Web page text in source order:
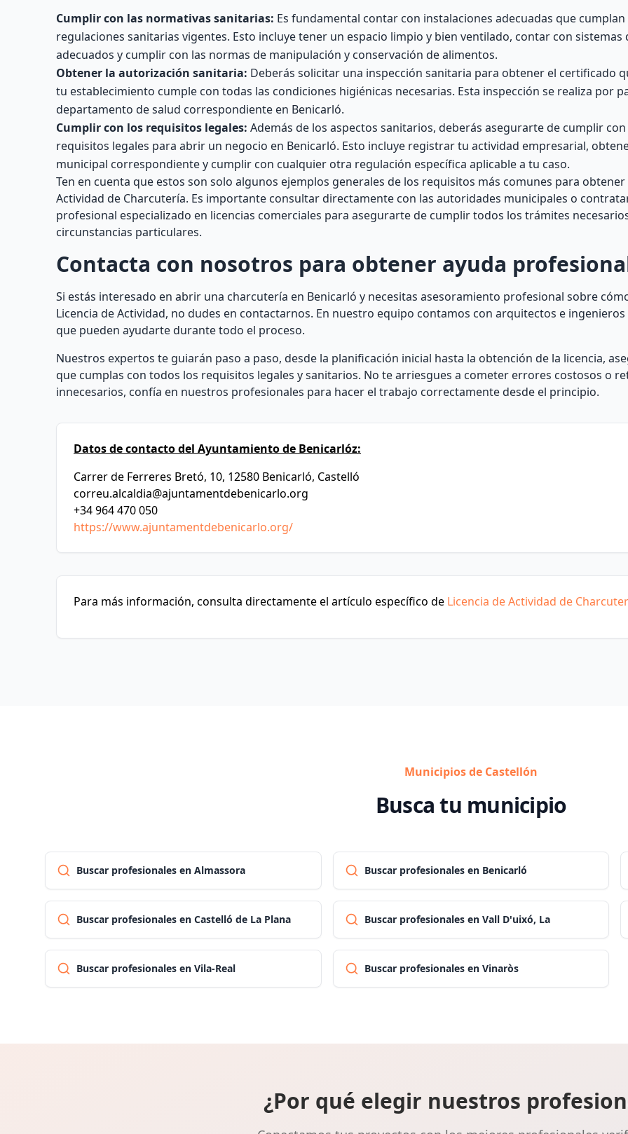
Cumplir con las normativas sanitarias: Es fundamental contar con instalaciones adecuadas que
regulaciones sanitarias vigentes. Esto incluye tener un espacio limpio y bien ventilado, contar con
adecuados y cumplir con las normas de manipulación y conservación de alimentos.
Obtener la autorización sanitaria: Deberás solicitar una inspección sanitaria para obtener el certificado
tu establecimiento cumple con todas las condiciones higiénicas necesarias. Esta inspección se realiza por
departamento de salud correspondiente en Benicarló.
Cumplir con los requisitos legales: Además de los aspectos sanitarios, deberás asegurarte de cumplir
requisitos legales para abrir un negocio en Benicarló. Esto incluye registrar tu actividad empresarial,
municipal correspondiente y cumplir con cualquier otra regulación específica aplicable a tu caso.
Ten en cuenta que estos son solo algunos ejemplos generales de los requisitos más comunes para obtener
Actividad de Charcutería. Es importante consultar directamente con las autoridades municipales o
profesional especializado en licencias comerciales para asegurarte de cumplir todos los trámites
circunstancias particulares.
Contacta con nosotros para obtener ayuda
Si estás interesado en abrir una charcutería en Benicarló y necesitas asesoramiento profesional sobre
Licencia de Actividad, no dudes en contactarnos. En nuestro equipo contamos con arquitectos e ingenieros
que pueden ayudarte durante todo el proceso.
Nuestros expertos te guiarán paso a paso, desde la planificación inicial hasta la obtención de la licencia,
que cumplas con todos los requisitos legales y sanitarios. No te arriesgues a cometer errores costosos o
innecesarios, confía en nuestros profesionales para hacer el trabajo correctamente desde el principio.
Datos de contacto del Ayuntamiento de Benicarlóz:
Carrer de Ferreres Bretó, 10, 12580 Benicarló, Castelló
correu.alcaldia@ajuntamentdebenicarlo.org
+34 964 470 050
https://www.ajuntamentdebenicarlo.org/
Para más información, consulta directamente el artículo específico de Licencia de Actividad de
Municipios de Castellón
Busca tu municipio
Buscar profesionales en Almassora Buscar profesionales en Benicarló
Buscar profesionales en Castelló de La Plana Buscar profesionales en Vall D'uixó, La
Buscar profesionales en Vila-Real Buscar profesionales en Vinaròs
¿Por qué elegir nuestros